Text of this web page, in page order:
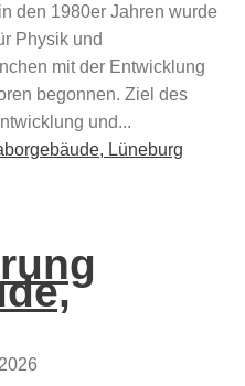
den 1980er Jahren wurde
Physik und
mit der Entwicklung
begonnen. Ziel des
und...